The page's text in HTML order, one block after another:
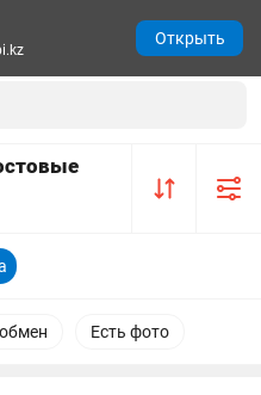
Есть фото
Открыть